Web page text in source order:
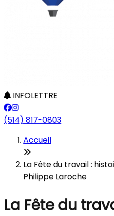
INFOLETTRE
(514) 817-0803
Accueil
La Fête du travail :
Philippe Laroche
La Fête du